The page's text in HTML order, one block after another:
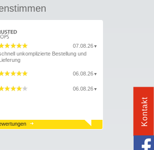
07.08.26 ▼
unkomplizierte Bestellung und
06.08.26 ▼
06.08.26 ▼
Kontakt